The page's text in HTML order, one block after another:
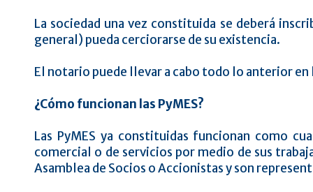
La sociedad una vez constituida se deberá
general) pueda cerciorarse de su existencia.
El notario puede llevar a cabo todo lo anterior en
¿Cómo funcionan las PyMES?
Las PyMES ya constituidas funcionan como
comercial o de servicios por medio de sus
Asamblea de Socios o Accionistas y son